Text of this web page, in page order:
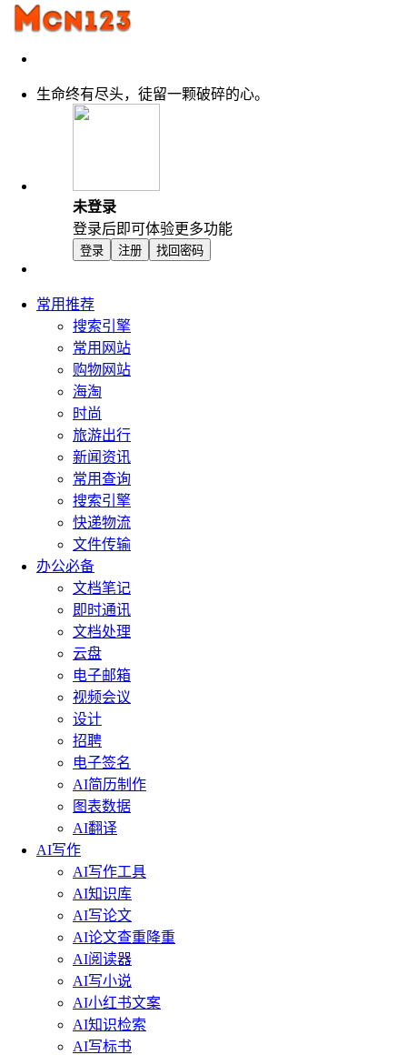
生命终有尽头，徒留一颗破碎的心。
未登录
登录后即可体验更多功能
登录 注册 找回密码
常用推荐
搜索引擎
常用网站
购物网站
海淘
时尚
旅游出行
新闻资讯
常用查询
搜索引擎
快递物流
文件传输
办公必备
文档笔记
即时通讯
文档处理
云盘
电子邮箱
视频会议
设计
招聘
电子签名
AI简历制作
图表数据
AI翻译
AI写作
AI写作工具
AI知识库
AI写论文
AI论文查重降重
AI阅读器
AI写小说
AI小红书文案
AI知识检索
AI写标书